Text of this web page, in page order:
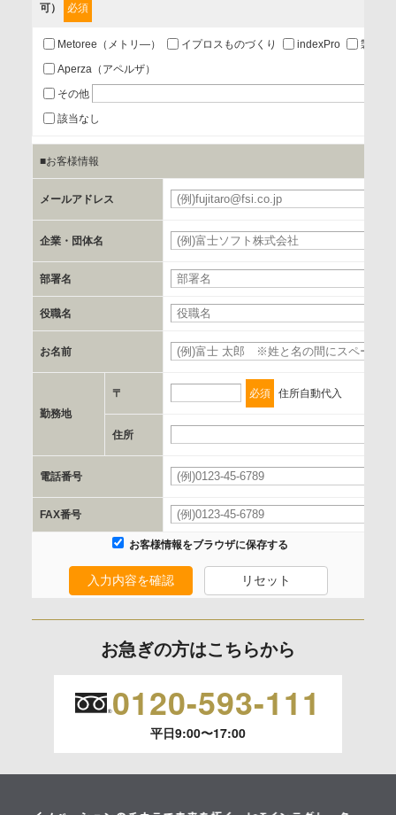
第三者提供の有無
あり
a.個人情報の提供・利用目的
当該企業/団体のサービス等のご案内及び当該企業/団体からの
お客様のご氏名、フリガナ、企業・団体名、部署名、役職、
郵便番号、住所、電話番号、FAX番号、メールアドレス
c.第三者への提供の手段または手法
書類の送付又は電子的な方法
d.提供先および管理者
当社とイベント/セミナーを共同で開催する企業/団体
e.個人情報取り扱いに関する契約
当社と当該企業/団体とは、個人情報取扱に関する覚書の締結
を行います。
委託の有無
利用目的の通知、開示、内容の訂正、追加または削除、利用
います。）に応じます。
開示等のご請求は、下記お問い合わせ先窓口へご連絡願いま
す。
可） 必須
Metoree（メトリ―） イプロスものづくり indexPro
製品ナ
Aperza（アペルザ）
その他
該当なし
■お客様情報
メールアドレス
企業・団体名
部署名
役職名
お名前
勤務地
〒 必須 住所自動代入
住所
電話番号
FAX番号
お客様情報をブラウザに保存する
入力内容を確認 リセット
お急ぎの方はこちらから
0120-593-111
平日9:00〜17:00